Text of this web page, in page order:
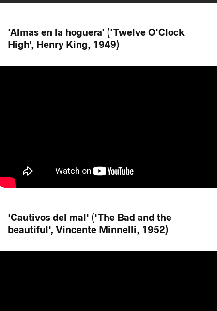
'Almas en la hoguera' ('Twelve O'Clock
High', Henry King, 1949)
'Cautivos del mal' ('The Bad and the
beautiful', Vincente Minnelli, 1952)